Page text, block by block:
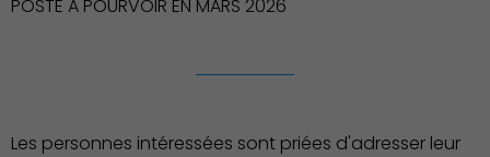
POSTE A POURVOIR EN MARS 2026
Les personnes intéressées sont priées d'adresser leur